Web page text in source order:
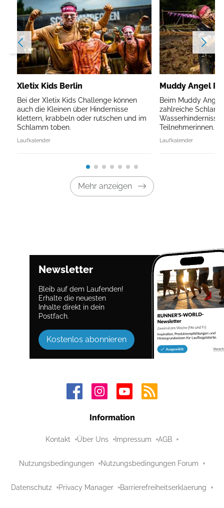
Xletix Kids Berlin
Bei der Xletix Kids Challenge können
auch die Kleinen über Hindernisse
klettern, krabbeln oder rutschen und im
Schlamm toben.
Laufkalender
Muddy Angel
Beim Muddy
zahlreiche
Wasserhindernisse
Teilnehmerinnen.
Laufkalender
Mehr anzeigen
Newsletter
Bleib auf dem Laufenden!
Erhalte die neuesten
Inhalte direkt in dein
Postfach.
Kostenlos abonnieren
Information
Kontakt Über Uns Impressum AGB
Nutzungsbedingungen Nutzungsbedingungen Forum
Datenschutz Privacy Manager Barrierefreiheitserklaerung